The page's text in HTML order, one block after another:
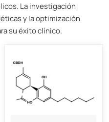
La investigación
y la optimización
su éxito clínico.